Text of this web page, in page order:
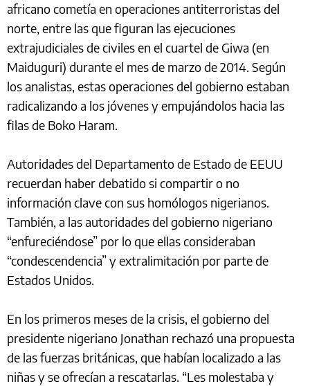
africano cometía en operaciones antiterroristas del
norte, entre las que figuran las ejecuciones
extrajudiciales de civiles en el cuartel de Giwa (en
Maiduguri) durante el mes de marzo de 2014. Según
los analistas, estas operaciones del gobierno estaban
radicalizando a los jóvenes y empujándolos hacia las
filas de Boko Haram.
Autoridades del Departamento de Estado de EEUU
recuerdan haber debatido si compartir o no
información clave con sus homólogos nigerianos.
También, a las autoridades del gobierno nigeriano
“enfureciéndose” por lo que ellas consideraban
“condescendencia” y extralimitación por parte de
Estados Unidos.
En los primeros meses de la crisis, el gobierno del
presidente nigeriano Jonathan rechazó una propuesta
de las fuerzas británicas, que habían localizado a las
niñas y se ofrecían a rescatarlas. “Les molestaba y